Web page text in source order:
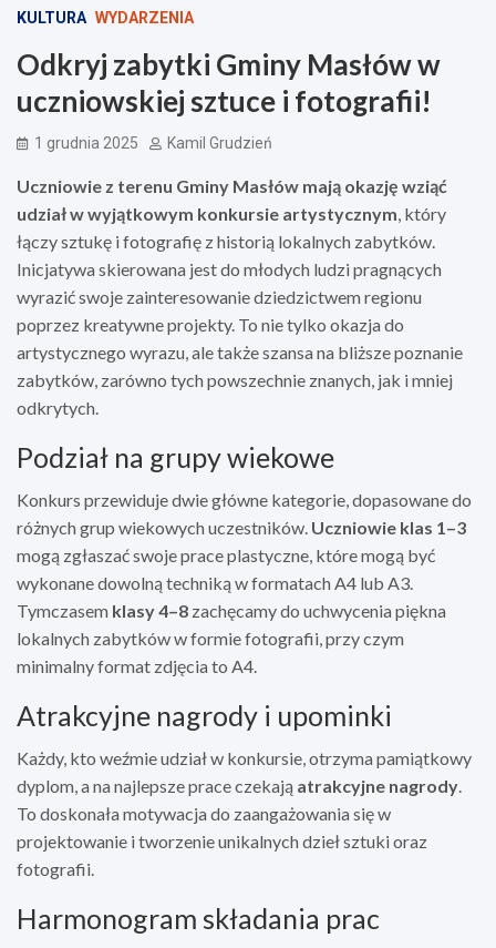
KULTURA WYDARZENIA
Odkryj zabytki Gminy Masłów w
uczniowskiej sztuce i fotografii!
1 grudnia 2025 Kamil Grudzień
Uczniowie z terenu Gminy Masłów mają okazję wziąć
udział w wyjątkowym konkursie artystycznym , który
łączy sztukę i fotografię z historią lokalnych zabytków.
Inicjatywa skierowana jest do młodych ludzi pragnących
wyrazić swoje zainteresowanie dziedzictwem regionu
poprzez kreatywne projekty. To nie tylko okazja do
artystycznego wyrazu, ale także szansa na bliższe poznanie
zabytków, zarówno tych powszechnie znanych, jak i mniej
odkrytych.
Podział na grupy wiekowe
Konkurs przewiduje dwie główne kategorie, dopasowane do
różnych grup wiekowych uczestników. Uczniowie klas 1–3
mogą zgłaszać swoje prace plastyczne, które mogą być
wykonane dowolną techniką w formatach A4 lub A3.
Tymczasem klasy 4–8 zachęcamy do uchwycenia piękna
lokalnych zabytków w formie fotografii, przy czym
minimalny format zdjęcia to A4.
Atrakcyjne nagrody i upominki
Każdy, kto weźmie udział w konkursie, otrzyma pamiątkowy
dyplom, a na najlepsze prace czekają atrakcyjne nagrody
To doskonała motywacja do zaangażowania się w
projektowanie i tworzenie unikalnych dzieł sztuki oraz
fotografii.
Harmonogram składania prac